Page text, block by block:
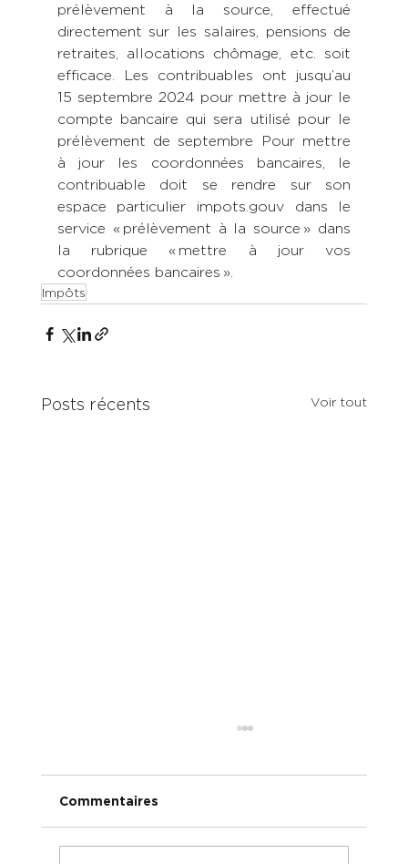
prélèvement à la source, effectué
directement sur les salaires, pensions de
retraites, allocations chômage, etc. soit
efficace. Les contribuables ont jusqu’au
15 septembre 2024 pour mettre à jour le
compte bancaire qui sera utilisé pour le
prélèvement de septembre Pour mettre
à jour les coordonnées bancaires, le
contribuable doit se rendre sur son
espace particulier impots.gouv dans le
service « prélèvement à la source » dans
la rubrique « mettre à jour vos
coordonnées bancaires ».
Impôts
Posts récents Voir tout
Commentaires